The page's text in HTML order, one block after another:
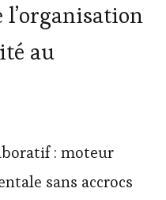
au
: moteur
sans accrocs